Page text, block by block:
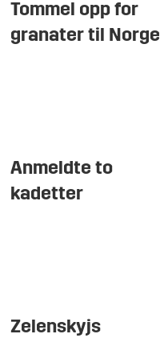
Tommel opp for
granater til Norge
Anmeldte to
kadetter
Zelenskyjs